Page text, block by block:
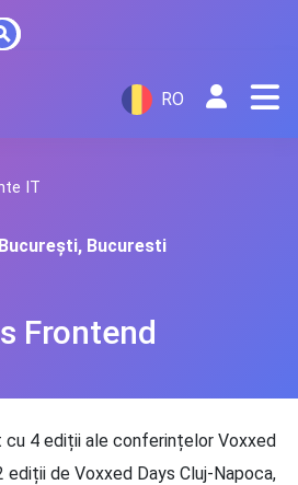
RO
IT
Frontend
Bucuresti
cu 4 ediții ale conferințelor Voxxed
ediții de Voxxed Days Cluj-Napoca,